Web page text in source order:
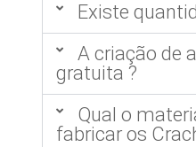
Existe
A criação de
gratuita ?
Qual o
fabricar os